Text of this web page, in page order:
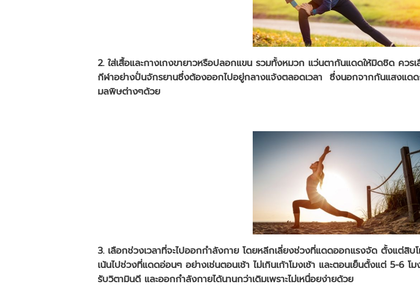
2. ใส่เสื้อและกางเกงขายาวหรือปลอกแขน รวมทั้งหมวก แว่นตากันแดดให้มิดชิด ควร
กีฬาอย่างปั่นจักรยานซึ่งต้องออกไปอยู่กลางแจ้งตลอดเวลา ซึ่งนอกจากกันแสงแด
มลพิษต่างๆด้วย
3. เลือกช่วงเวลาที่จะไปออกกำลังกาย โดยหลีกเลี่ยงช่วงที่แดดออกแรงจัด ตั้งแต่สิ
เน้นไปช่วงที่แดดอ่อนๆ อย่างเช่นตอนเช้า ไม่เกินเก้าโมงเช้า และตอนเย็นตั้งแต่ 5-6 โ
รับวิตามินดี และออกกำลังกายได้นานกว่าเดิมเพราะไม่เหนื่อยง่ายด้วย